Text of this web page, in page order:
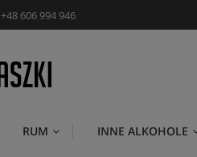
+48 606 994 946
RUM INNE ALKOHOLE